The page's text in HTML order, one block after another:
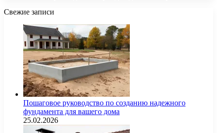
Свежие записи
Пошаговое руководство по созданию надежного
фундамента для вашего дома
25.02.2026